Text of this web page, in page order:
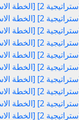
الاستراتيجية 2]
الاستراتيجية 2]
الاستراتيجية 2]
الاستراتيجية 2]
الاستراتيجية 2]
الاستراتيجية 2]
الاستراتيجية 2]
الاستراتيجية 2]
الاستراتيجية 2]
الاستراتيجية 2]